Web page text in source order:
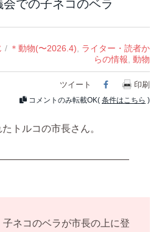
会での子ネコのベラ
/ ＊動物(〜2026.4)
ライター・読者か
らの情報 動物
ツイート Facebook
印刷
コメントのみ転載OK( 条件はこちら )
トルコの市長さん。
子ネコのベラが市長の上に登